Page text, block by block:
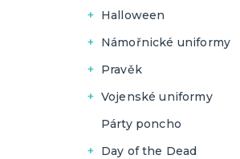
Pánské
Halloween
Dámské
Pánské
Námořnické uniformy
Dámské
Pánské
Pravěk
Dámské
Pánské
Vojenské uniformy
Dámské
Pánské
Párty poncho
Day of the Dead